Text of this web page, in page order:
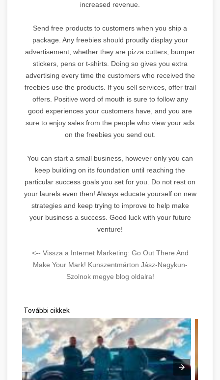
increased revenue.
Send free products to customers when you ship a
package. Any freebies should proudly display your
advertisement, whether they are pizza cutters, bumper
stickers, pens or t-shirts. Doing so gives you extra
advertising every time the customers who received the
freebies use the products. If you sell services, offer trail
offers. Positive word of mouth is sure to follow any
good experiences your customers have, and you are
sure to enjoy sales from the people who view your ads
on the freebies you send out.
You can start a small business, however only you can
keep building on its foundation until reaching the
particular success goals you set for you. Do not rest on
your laurels even then! Always educate yourself on new
strategies and keep trying to improve to help make
your business a success. Good luck with your future
venture!
<-- Vissza a Internet Marketing: Go Out There And
Make Your Mark! Kunszentmárton Jász-Nagykun-
Szolnok megye blog oldalra!
További cikkek